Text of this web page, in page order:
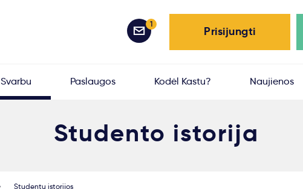
Prisijungti
1
Svarbu Paslaugos Kodėl Kastu? Naujienos
Studento istorija
Studentų istorijos